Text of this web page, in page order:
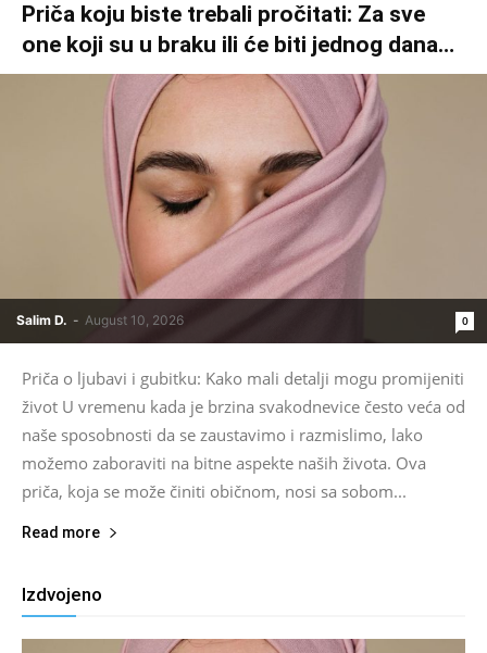
Priča koju biste trebali pročitati: Za sve
one koji su u braku ili će biti jednog dana…
Salim D. - August 10, 2026 0
Priča o ljubavi i gubitku: Kako mali detalji mogu promijeniti
život U vremenu kada je brzina svakodnevice često veća od
naše sposobnosti da se zaustavimo i razmislimo, lako
možemo zaboraviti na bitne aspekte naših života. Ova
priča, koja se može činiti običnom, nosi sa sobom...
Read more
Izdvojeno